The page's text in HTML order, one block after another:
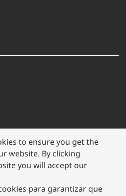
to ensure you get the
website. By clicking
you will accept our
para garantizar que